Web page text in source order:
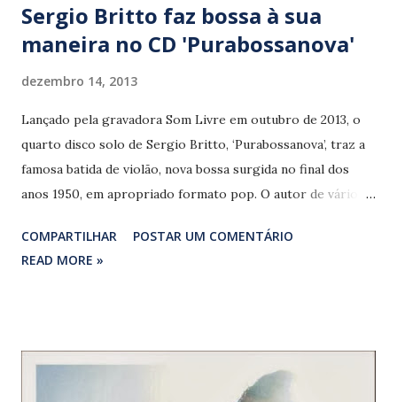
Sergio Britto faz bossa à sua
maneira no CD 'Purabossanova'
dezembro 14, 2013
Lançado pela gravadora Som Livre em outubro de 2013, o
quarto disco solo de Sergio Britto, ‘Purabossanova’, traz a
famosa batida de violão, nova bossa surgida no final dos
anos 1950, em apropriado formato pop. O autor de vários
momentaneamente, o peso do rock’n’roll pelo doce balanço
do gênero musical nascido no Rio de Janeiro, também sua
realçadas pelas elegantes participações de Alaíde Costa,
Luiz Melodia e Rita Lee, respectivamente. Uma das raízes
COMPARTILHAR
POSTAR UM COMENTÁRIO
READ MORE »